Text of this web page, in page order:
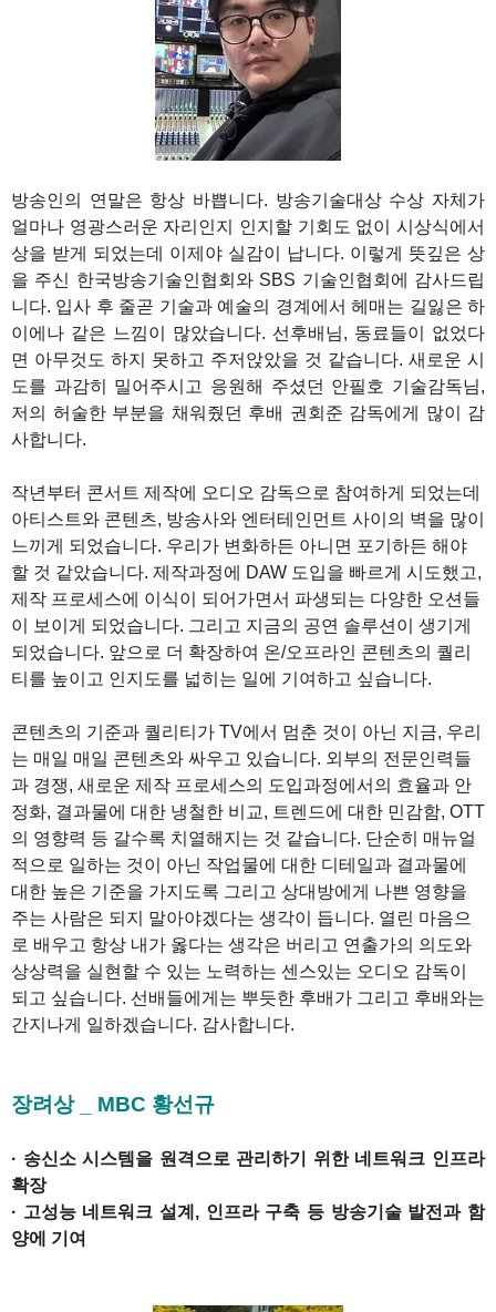
방송인의 연말은 항상 바쁩니다. 방송기술대상 수상 자체가
얼마나 영광스러운 자리인지 인지할 기회도 없이 시상식에서
상을 받게 되었는데 이제야 실감이 납니다. 이렇게 뜻깊은 상
을 주신 한국방송기술인협회와 SBS 기술인협회에 감사드립
니다. 입사 후 줄곧 기술과 예술의 경계에서 헤매는 길잃은 하
이에나 같은 느낌이 많았습니다. 선후배님, 동료들이 없었다
면 아무것도 하지 못하고 주저앉았을 것 같습니다. 새로운 시
도를 과감히 밀어주시고 응원해 주셨던 안필호 기술감독님,
저의 허술한 부분을 채워줬던 후배 권회준 감독에게 많이 감
사합니다.
작년부터 콘서트 제작에 오디오 감독으로 참여하게 되었는데
아티스트와 콘텐츠, 방송사와 엔터테인먼트 사이의 벽을 많이
느끼게 되었습니다. 우리가 변화하든 아니면 포기하든 해야
할 것 같았습니다. 제작과정에 DAW 도입을 빠르게 시도했고,
제작 프로세스에 이식이 되어가면서 파생되는 다양한 오션들
이 보이게 되었습니다. 그리고 지금의 공연 솔루션이 생기게
되었습니다. 앞으로 더 확장하여 온/오프라인 콘텐츠의 퀄리
티를 높이고 인지도를 넓히는 일에 기여하고 싶습니다.
콘텐츠의 기준과 퀄리티가 TV에서 멈춘 것이 아닌 지금, 우리
는 매일 매일 콘텐츠와 싸우고 있습니다. 외부의 전문인력들
과 경쟁, 새로운 제작 프로세스의 도입과정에서의 효율과 안
정화, 결과물에 대한 냉철한 비교, 트렌드에 대한 민감함, OTT
의 영향력 등 갈수록 치열해지는 것 같습니다. 단순히 매뉴얼
적으로 일하는 것이 아닌 작업물에 대한 디테일과 결과물에
대한 높은 기준을 가지도록 그리고 상대방에게 나쁜 영향을
주는 사람은 되지 말아야겠다는 생각이 듭니다. 열린 마음으
로 배우고 항상 내가 옳다는 생각은 버리고 연출가의 의도와
상상력을 실현할 수 있는 노력하는 센스있는 오디오 감독이
되고 싶습니다. 선배들에게는 뿌듯한 후배가 그리고 후배와는
간지나게 일하겠습니다. 감사합니다.
장려상 _ MBC 황선규
· 송신소 시스템을 원격으로 관리하기 위한 네트워크 인프라
확장
· 고성능 네트워크 설계, 인프라 구축 등 방송기술 발전과 함
양에 기여